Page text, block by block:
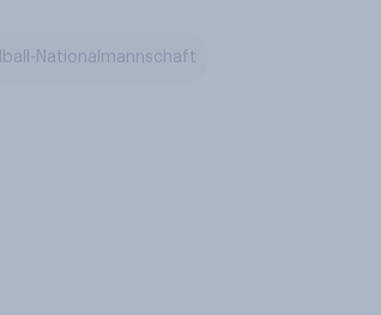
Nationalmannschaft